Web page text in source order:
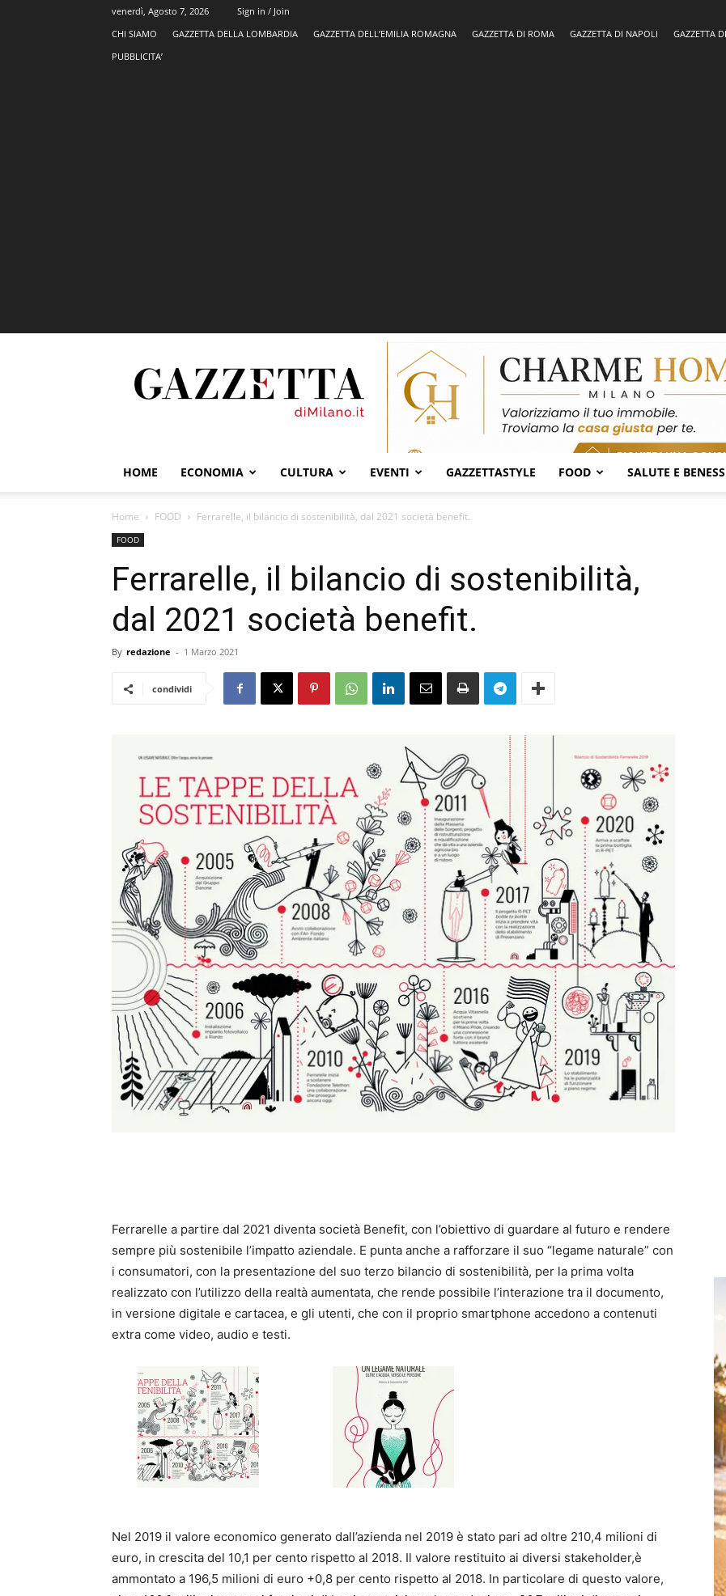
venerdì, Agosto 7, 2026
Sign in / Join
CHI SIAMO
GAZZETTA DELLA LOMBARDIA GAZZETTA DELL’EMILIA ROMAGNA GAZZETTA DI ROMA GAZZETTA DI NAPOLI GAZZETTA
PUBBLICITA’
HOME ECONOMIA CULTURA EVENTI GAZZETTASTYLE FOOD SALUTE E
Home FOOD Ferrarelle, il bilancio di sostenibilità, dal 2021 società benefit.
FOOD
Ferrarelle, il bilancio di sostenibilità,
dal 2021 società benefit.
By redazione - 1 Marzo 2021
condividi
Ferrarelle a partire dal 2021 diventa società Benefit, con l’obiettivo di guardare al futuro e rendere
sempre più sostenibile l’impatto aziendale. E punta anche a rafforzare il suo “legame naturale” con
i consumatori, con la presentazione del suo terzo bilancio di sostenibilità, per la prima volta
realizzato con l’utilizzo della realtà aumentata, che rende possibile l’interazione tra il documento,
in versione digitale e cartacea, e gli utenti, che con il proprio smartphone accedono a contenuti
extra come video, audio e testi.
Nel 2019 il valore economico generato dall’azienda nel 2019 è stato pari ad oltre 210,4 milioni di
euro, in crescita del 10,1 per cento rispetto al 2018. Il valore restituito ai diversi stakeholder,è
ammontato a 196,5 milioni di euro +0,8 per cento rispetto al 2018. In particolare di questo valore,